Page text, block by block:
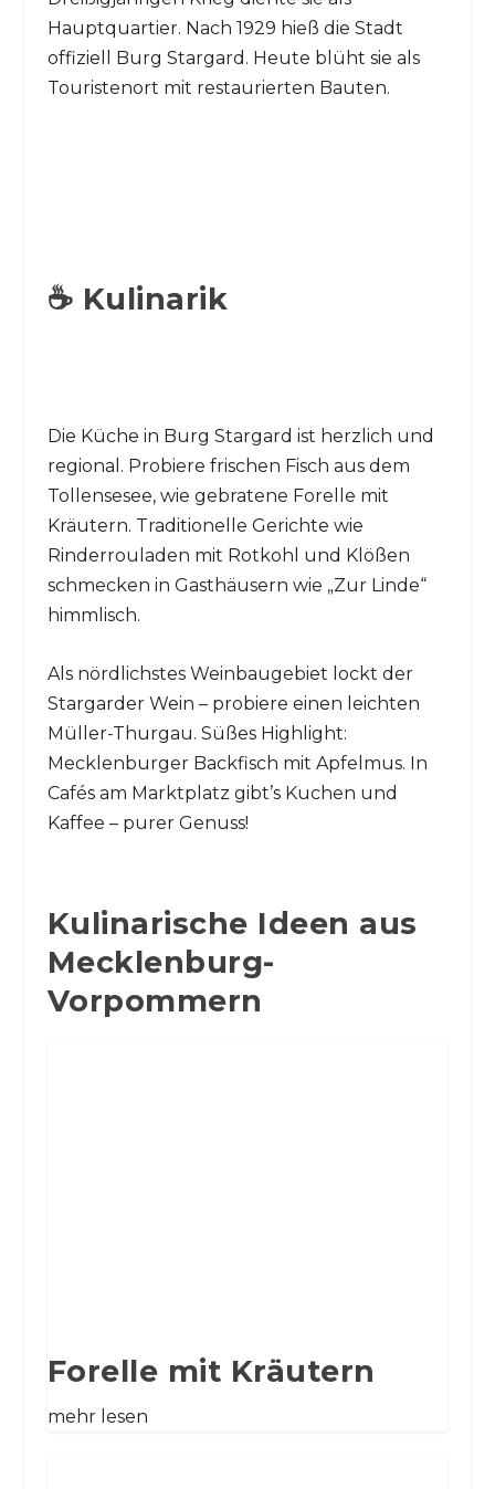
Hauptquartier. Nach 1929 hieß die Stadt
offiziell Burg Stargard. Heute blüht sie als
Touristenort mit restaurierten Bauten.
☕ Kulinarik
Die Küche in Burg Stargard ist herzlich und
regional. Probiere frischen Fisch aus dem
Tollensesee, wie gebratene Forelle mit
Kräutern. Traditionelle Gerichte wie
Rinderrouladen mit Rotkohl und Klößen
schmecken in Gasthäusern wie „Zur Linde“
himmlisch.
Als nördlichstes Weinbaugebiet lockt der
Stargarder Wein – probiere einen leichten
Müller-Thurgau. Süßes Highlight:
Mecklenburger Backfisch mit Apfelmus. In
Cafés am Marktplatz gibt’s Kuchen und
Kaffee – purer Genuss!
Kulinarische Ideen aus
Mecklenburg-
Vorpommern
Forelle mit Kräutern
mehr lesen